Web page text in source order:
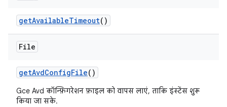
getAvailableTimeout()
File
getAvdConfigFile()
Gce Avd कॉन्फ़िगरेशन फ़ाइल को वापस लाएं, ताकि इंस्टेंस शुरू
किया जा सके.